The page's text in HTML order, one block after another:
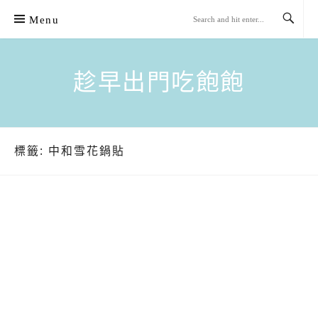
content
Menu
趁早出門吃飽飽
標籤: 中和雪花鍋貼